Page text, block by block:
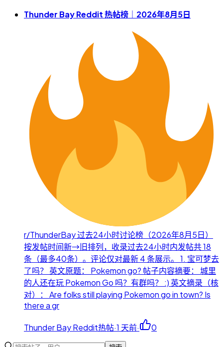
Thunder Bay Reddit 热帖榜｜2026年8月5日
r/ThunderBay 过去24小时讨论榜（2026年8月5日）
按发帖时间新→旧排列，收录过去24小时内发帖共 18
条（最多40条）。评论仅对最新 4 条展示。 1. 宝可梦去
了吗？ 英文原题： Pokemon go? 帖子内容摘要： 城里
的人还在玩 Pokemon Go 吗？有群吗？ :) 英文摘录（核
对）： Are folks still playing Pokemon go in town? Is
there a gr
Thunder Bay Reddit热帖·1 天前· 0